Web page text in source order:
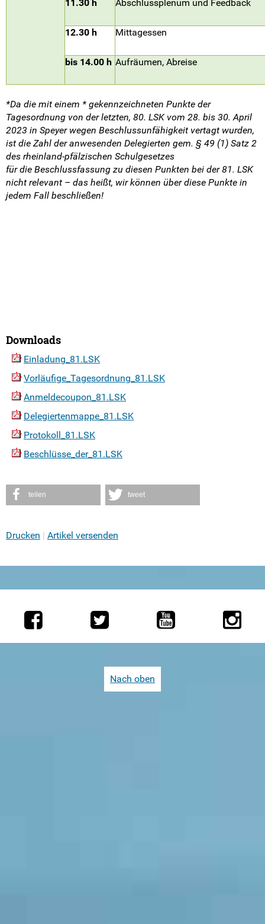
11.30 h Abschlussplenum und Feedback
12.30 h Mittagessen
bis 14.00 h Aufräumen, Abreise
*Da die mit einem * gekennzeichneten Punkte der
Tagesordnung von der letzten, 80. LSK vom 28. bis 30. April
2023 in Speyer wegen Beschlussunfähigkeit vertagt wurden,
ist die Zahl der anwesenden Delegierten gem. § 49 (1) Satz 2
des rheinland-pfälzischen Schulgesetzes
für die Beschlussfassung zu diesen Punkten bei der 81. LSK
nicht relevant – das heißt, wir können über diese Punkte in
jedem Fall beschließen!
Downloads
Einladung_81.LSK
Vorläufige_Tagesordnung_81.LSK
Anmeldecoupon_81.LSK
Delegiertenmappe_81.LSK
Protokoll_81.LSK
Beschlüsse_der_81.LSK
teilen tweet
Drucken Artikel versenden
Nach oben